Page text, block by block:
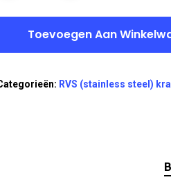
Toevoegen Aan
RVS (stainless steel)